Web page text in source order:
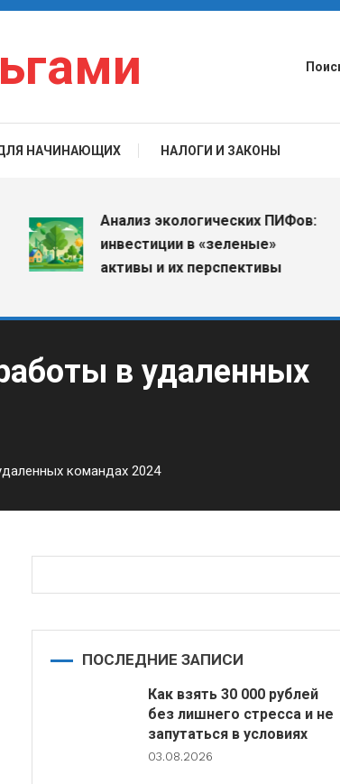
НАЧИНАЮЩИХ НАЛОГИ И ЗАКОНЫ
Анализ экологических ПИФов:
инвестиции в «зеленые»
активы и их перспективы
в удаленных
командах 2024
ПОСЛЕДНИЕ ЗАПИСИ
Как взять 30 000 рублей
без лишнего стресса и не
запутаться в условиях
03.08.2026